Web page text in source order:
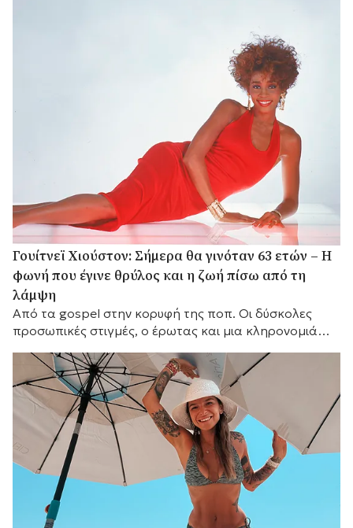
Γουίτνεϊ Χιούστον: Σήμερα θα γινόταν 63 ετών – Η
φωνή που έγινε θρύλος και η ζωή πίσω από τη
λάμψη
Από τα gospel στην κορυφή της ποπ. Οι δύσκολες
προσωπικές στιγμές, ο έρωτας και μια κληρονομιά